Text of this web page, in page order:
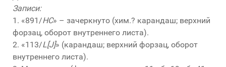
Записи:
1. «891/HC» – зачеркнуто (хим.? карандаш; верхний
форзац, оборот внутреннего листа).
2. «113/L[J]» (карандаш; верхний форзац, оборот
внутреннего листа).